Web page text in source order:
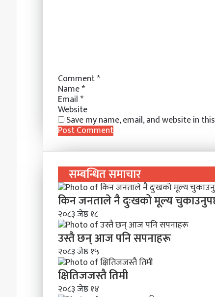
Comment*
Name*
Email*
Website
Save my name, email, and website in
सम्बन्धित समाचार
किन जनताले नै दुःखको मूल्य
२०८३ जेष्ठ १८
उस्तै छन् आज पनि सपनाहरू
२०८३ जेष्ठ १५
क्षितिजजस्तै तिमी
२०८३ जेष्ठ १४